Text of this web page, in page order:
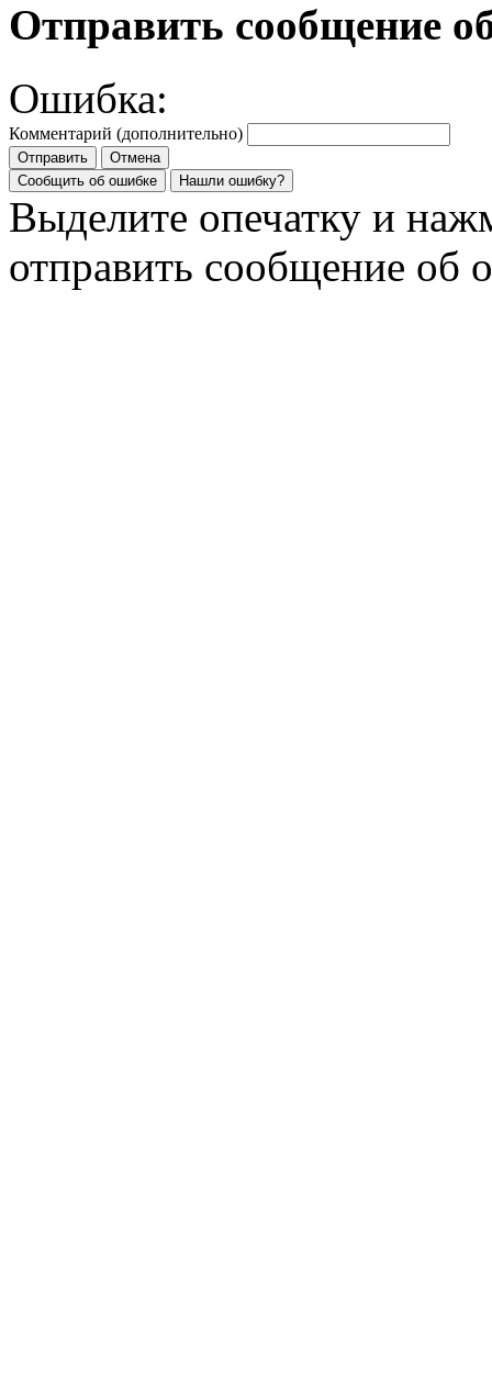
Отправить сообщение
Ошибка:
Комментарий (дополнительно)
Отправить
Отмена
Сообщить об ошибке
Нашли ошибку?
Выделите опечатку и
отправить сообщение об